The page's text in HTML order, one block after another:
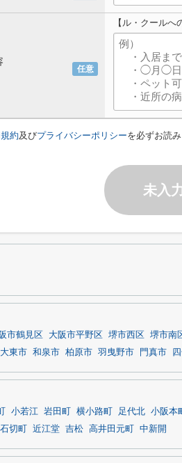
任意
【ル・クールへ
約及びプライバシーポリシーを必ずお読
未入
市鶴見区 大阪市平野区 堺市西区 堺市南
大東市 和泉市 柏原市 羽曳野市 門真市
小若江 岩田町 横小路町 足代北 小阪本町
切町 近江堂 吉松 高井田元町 中新開